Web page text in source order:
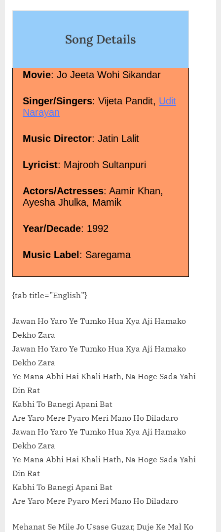
on
Song Details
Movie: Jo Jeeta Wohi Sikandar
Singer/Singers: Vijeta Pandit, Udit
Narayan
Music Director: Jatin Lalit
Lyricist: Majrooh Sultanpuri
Actors/Actresses: Aamir Khan,
Ayesha Jhulka, Mamik
Year/Decade: 1992
Music Label : Saregama
{tab title=”English”}
Jawan Ho Yaro Ye Tumko Hua Kya Aji Hamako
Dekho Zara
Jawan Ho Yaro Ye Tumko Hua Kya Aji Hamako
Dekho Zara
Ye Mana Abhi Hai Khali Hath, Na Hoge Sada Yahi
Din Rat
Kabhi To Banegi Apani Bat
Are Yaro Mere Pyaro Meri Mano Ho Diladaro
Jawan Ho Yaro Ye Tumko Hua Kya Aji Hamako
Dekho Zara
Ye Mana Abhi Hai Khali Hath, Na Hoge Sada Yahi
Din Rat
Kabhi To Banegi Apani Bat
Are Yaro Mere Pyaro Meri Mano Ho Diladaro
Mehanat Se Mile Jo Usase Guzar, Duje Ke Mal Ko